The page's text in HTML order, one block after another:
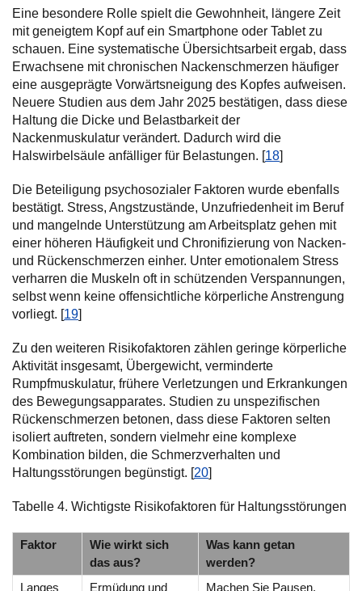
Eine besondere Rolle spielt die Gewohnheit, längere Zeit
mit geneigtem Kopf auf ein Smartphone oder Tablet zu
schauen. Eine systematische Übersichtsarbeit ergab, dass
Erwachsene mit chronischen Nackenschmerzen häufiger
eine ausgeprägte Vorwärtsneigung des Kopfes aufweisen.
Neuere Studien aus dem Jahr 2025 bestätigen, dass diese
Haltung die Dicke und Belastbarkeit der
Nackenmuskulatur verändert. Dadurch wird die
Halswirbelsäule anfälliger für Belastungen. [18]
Die Beteiligung psychosozialer Faktoren wurde ebenfalls
bestätigt. Stress, Angstzustände, Unzufriedenheit im Beruf
und mangelnde Unterstützung am Arbeitsplatz gehen mit
einer höheren Häufigkeit und Chronifizierung von Nacken-
und Rückenschmerzen einher. Unter emotionalem Stress
verharren die Muskeln oft in schützenden Verspannungen,
selbst wenn keine offensichtliche körperliche Anstrengung
vorliegt. [19]
Zu den weiteren Risikofaktoren zählen geringe körperliche
Aktivität insgesamt, Übergewicht, verminderte
Rumpfmuskulatur, frühere Verletzungen und Erkrankungen
des Bewegungsapparates. Studien zu unspezifischen
Rückenschmerzen betonen, dass diese Faktoren selten
isoliert auftreten, sondern vielmehr eine komplexe
Kombination bilden, die Schmerzverhalten und
Haltungsstörungen begünstigt. [20]
Tabelle 4. Wichtigste Risikofaktoren für Haltungsstörungen
Faktor
Wie wirkt sich
das aus?
Was kann getan
werden?
Langes
Ermüdung und Machen Sie Pausen,